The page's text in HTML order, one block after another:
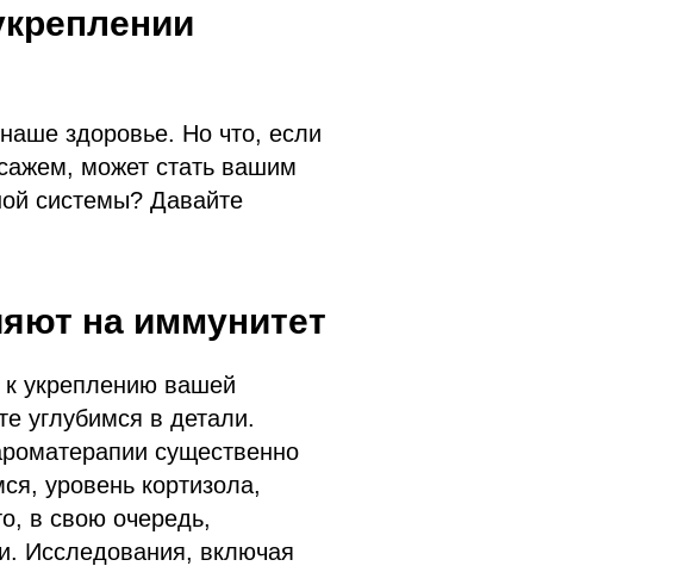
здоровье. Но что, если
может стать вашим
системы? Давайте
на иммунитет
укреплению вашей
углубимся в детали.
существенно
уровень кортизола,
в свою очередь,
Исследования, включая